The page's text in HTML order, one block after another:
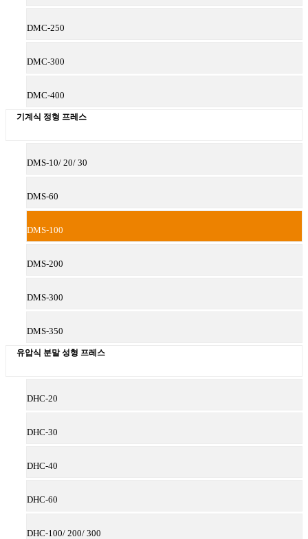
DMC-250
DMC-300
DMC-400
기계식 정형 프레스
DMS-10/ 20/ 30
DMS-60
DMS-100
DMS-200
DMS-300
DMS-350
유압식 분말 성형 프레스
DHC-20
DHC-30
DHC-40
DHC-60
DHC-100/ 200/ 300